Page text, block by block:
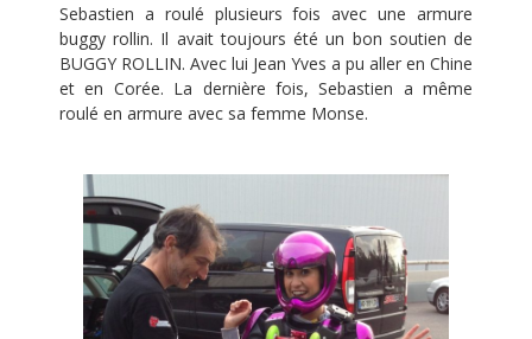
Sebastien a roulé plusieurs fois avec une armure
buggy rollin. Il avait toujours été un bon soutien de
BUGGY ROLLIN. Avec lui Jean Yves a pu aller en Chine
et en Corée. La dernière fois, Sebastien a même
roulé en armure avec sa femme Monse.